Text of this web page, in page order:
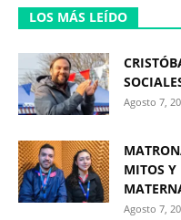
LOS MÁS LEÍDO
Agosto 7,
MITOS Y
Agosto 7,